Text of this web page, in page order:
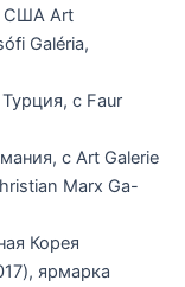
США Art
Galéria,
с Faur
с Art Galerie
Marx Ga-
Корея
ярмарка